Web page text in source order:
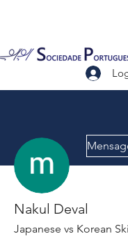
Nakul Deval
Japanese vs Korean